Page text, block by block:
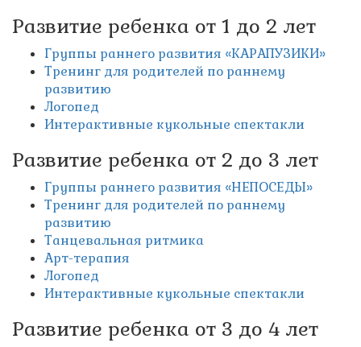
Развитие ребенка от 1 до 2 лет
Группы раннего развития «КАРАПУЗИКИ»
Тренинг для родителей по раннему
развитию
Логопед
Интерактивные кукольные спектакли
Развитие ребенка от 2 до 3 лет
Группы раннего развития «НЕПОСЕДЫ»
Тренинг для родителей по раннему
развитию
Танцевальная ритмика
Арт-терапия
Логопед
Интерактивные кукольные спектакли
Развитие ребенка от 3 до 4 лет